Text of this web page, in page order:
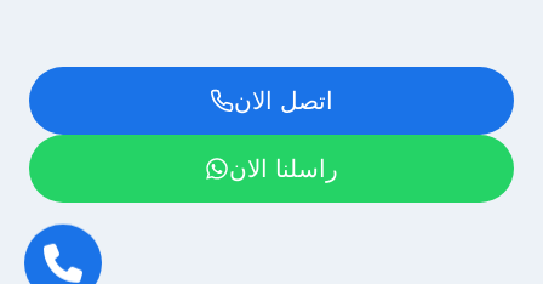
اتصل الان
راسلنا الان